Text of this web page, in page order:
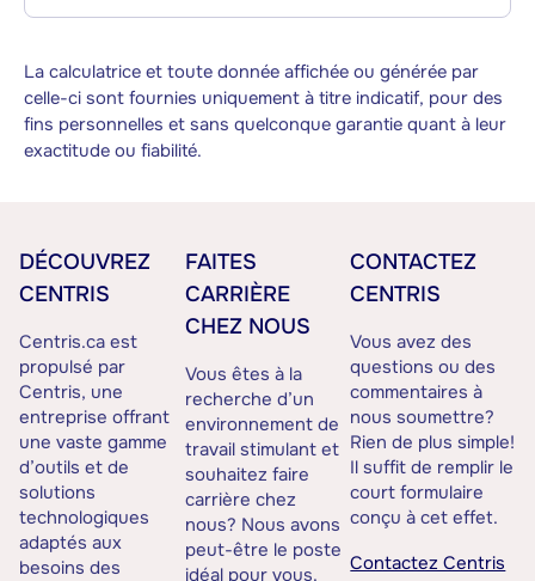
La calculatrice et toute donnée affichée ou générée par
celle-ci sont fournies uniquement à titre indicatif, pour des
fins personnelles et sans quelconque garantie quant à leur
exactitude ou fiabilité.
DÉCOUVREZ
CENTRIS
Centris.ca est
propulsé par
Centris, une
entreprise offrant
une vaste gamme
d’outils et de
solutions
technologiques
adaptés aux
besoins des
FAITES
CARRIÈRE
CHEZ NOUS
Vous êtes à la
recherche d’un
environnement de
travail stimulant et
souhaitez faire
carrière chez
nous? Nous avons
peut-être le poste
idéal pour vous.
CONTACTEZ
CENTRIS
Vous avez des
questions ou des
commentaires à
nous soumettre?
Rien de plus simple!
Il suffit de remplir le
court formulaire
conçu à cet effet.
Contactez Centris